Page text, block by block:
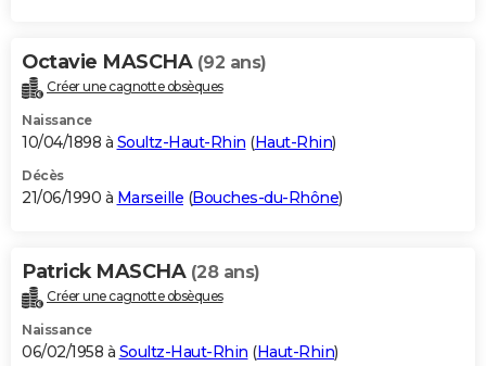
Octavie MASCHA (92 ans)
Créer une cagnotte obsèques
Naissance
10/04/1898 à Soultz-Haut-Rhin (Haut-Rhin)
Décès
21/06/1990 à Marseille (Bouches-du-Rhône)
Patrick MASCHA (28 ans)
Créer une cagnotte obsèques
Naissance
06/02/1958 à Soultz-Haut-Rhin (Haut-Rhin)